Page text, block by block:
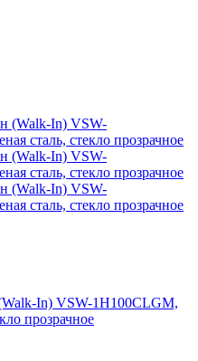
In) VSW-1H100CLGM,
прозрачное